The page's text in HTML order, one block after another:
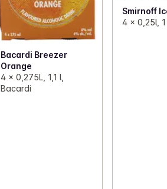
Bacardi Breezer
Orange
4 x 0,275L, 1,1 l,
Bacardi
Smirnoff
4 x 0,25l,